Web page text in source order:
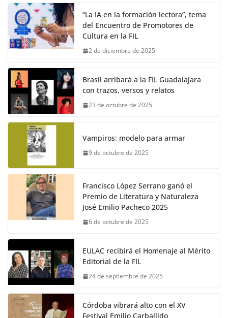
“La IA en la formación lectora”, tema
del Encuentro de Promotores de
Cultura en la FIL
2 de diciembre de 2025
Brasil arribará a la FIL Guadalajara
con trazos, versos y relatos
23 de octubre de 2025
Vampiros: modelo para armar
9 de octubre de 2025
Francisco López Serrano ganó el
Premio de Literatura y Naturaleza
José Emilio Pacheco 2025
6 de octubre de 2025
EULAC recibirá el Homenaje al Mérito
Editorial de la FIL
24 de septiembre de 2025
Córdoba vibrará alto con el XV
Festival Emilio Carballido